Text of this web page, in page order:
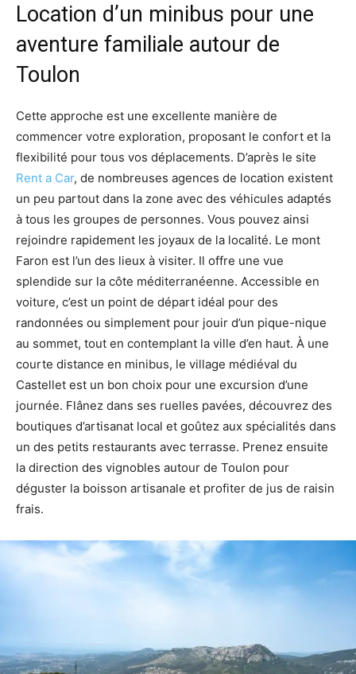
Location d’un minibus pour une
aventure familiale autour de
Toulon
Cette approche est une excellente manière de
commencer votre exploration, proposant le confort et la
flexibilité pour tous vos déplacements. D’après le site
Rent a Car, de nombreuses agences de location existent
un peu partout dans la zone avec des véhicules adaptés
à tous les groupes de personnes. Vous pouvez ainsi
rejoindre rapidement les joyaux de la localité. Le mont
Faron est l’un des lieux à visiter. Il offre une vue
splendide sur la côte méditerranéenne. Accessible en
voiture, c’est un point de départ idéal pour des
randonnées ou simplement pour jouir d’un pique-nique
au sommet, tout en contemplant la ville d’en haut. À une
courte distance en minibus, le village médiéval du
Castellet est un bon choix pour une excursion d’une
journée. Flânez dans ses ruelles pavées, découvrez des
boutiques d’artisanat local et goûtez aux spécialités dans
un des petits restaurants avec terrasse. Prenez ensuite
la direction des vignobles autour de Toulon pour
déguster la boisson artisanale et profiter de jus de raisin
frais.